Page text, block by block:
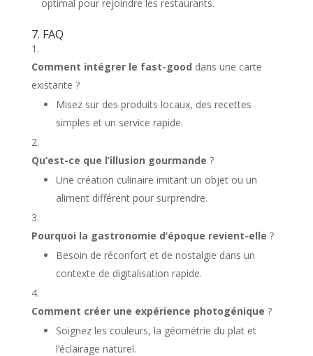
optimal pour rejoindre les restaurants.
7. FAQ
Comment intégrer le fast-good dans une carte
existante ?
Misez sur des produits locaux, des recettes
simples et un service rapide.
Qu’est-ce que l’illusion gourmande ?
Une création culinaire imitant un objet ou un
aliment différent pour surprendre.
Pourquoi la gastronomie d’époque revient-elle ?
Besoin de réconfort et de nostalgie dans un
contexte de digitalisation rapide.
Comment créer une expérience photogénique ?
Soignez les couleurs, la géométrie du plat et
l’éclairage naturel.